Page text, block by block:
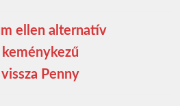
ellen alternatív
Penny